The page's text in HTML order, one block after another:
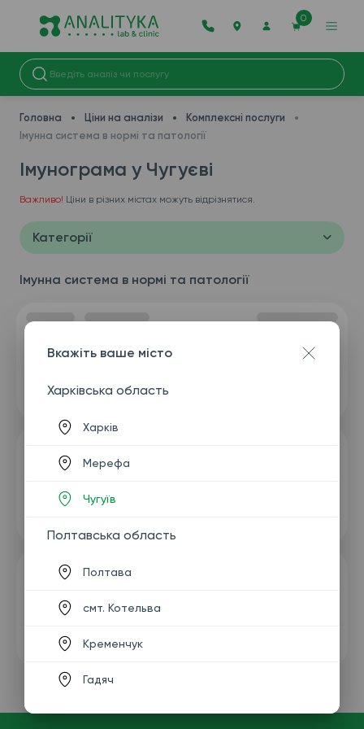
0
Головна Ціни на аналізи
Комплексні послуги
Імунна система в нормі та патології
Імунограма у Чугуєві
Важливо! Ціни в різних містах можуть відрізнятися.
Категорії
Імунна система в нормі та патології
Вкажіть ваше місто
Харківська область
Харків
Мерефа
Чугуїв
Полтавська область
Полтава
смт. Котельва
Кременчук
Гадяч